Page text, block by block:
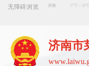
无障碍浏览
济南市